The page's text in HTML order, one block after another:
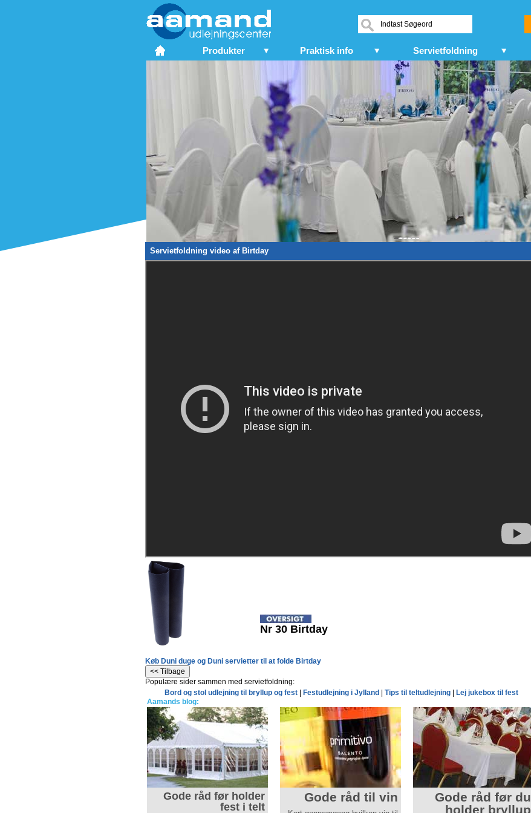
Servietfoldning video af Birtday
Nr 30 Birtday
Køb Duni duge og Duni servietter til at folde Birtday
Populære sider sammen med servietfoldning:
Bord og stol udlejning til bryllup og fest
Festudlejning i Jylland Tips til teltudlejning Lej jukebox til fest
Aamands blog:
Produkter Praktisk info Servietfoldning
Gode råd før holder
fest i telt
Gode råd til vin
Gode råd før du
holder bryllup